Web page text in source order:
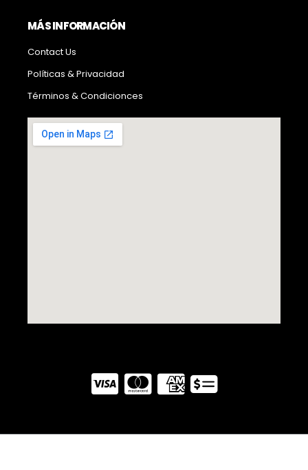
MÁS INFORMACIÓN
Contact Us
Políticas & Privacidad
Términos & Condicionces